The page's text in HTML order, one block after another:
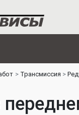
Трансмиссия